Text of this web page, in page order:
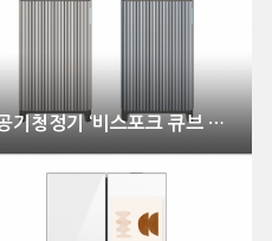
삼성전자, AI 기능 프리미엄 공기청정기 ‘비스포크 큐브 에어 인피니트 라인’ 출시